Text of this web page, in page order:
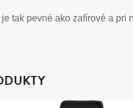
tak pevné ako zafírové a